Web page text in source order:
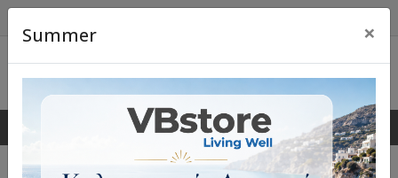
0 0
Summer ×